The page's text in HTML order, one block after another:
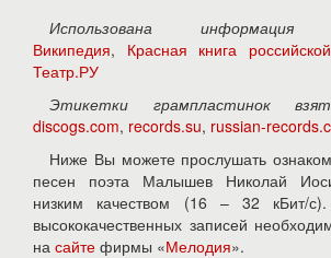
Использована
Википедия, Красная книга
Театр.РУ
Этикетки грампластинок
discogs.com, records.su, russian-
Ниже Вы можете прослушать
песен поэта Малышев Николай
низким качеством (16 – 32 кБит/
высококачественных записей
на сайте фирмы «Мелодия».